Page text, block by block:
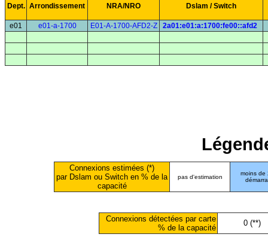
Dept. Arrondissement NRA/NRO Dslam / Switch
e01 e01-a-1700 E01-A-1700-AFD2-Z 2a01:e01:a:1700:fe00::afd2
Connexions estimées (*)
par Dslam ou Switch en % de la
capacité
pas d'estimation
moins de
Connexions détectées par carte
% de la capacité
0 (**)